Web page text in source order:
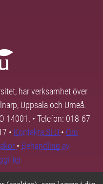
har verksamhet över
Uppsala och Umeå.
14001. • Telefon: 018-67
• Kontakta SLU • Om
• Behandling av